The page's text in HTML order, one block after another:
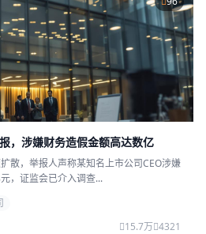
，涉嫌财务造假金额高达数亿
散，举报人声称某知名上市公司CEO涉嫌
，证监会已介入调查...
15.7万 4321